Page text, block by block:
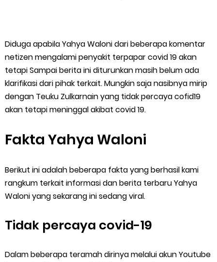
Diduga apabila Yahya Waloni dari beberapa komentar
netizen mengalami penyakit terpapar covid 19 akan
tetapi Sampai berita ini diturunkan masih belum ada
klarifikasi dari pihak terkait. Mungkin saja nasibnya mirip
dengan Teuku Zulkarnain yang tidak percaya cofid19
akan tetapi meninggal akibat covid 19.
Fakta Yahya Waloni
Berikut ini adalah beberapa fakta yang berhasil kami
rangkum terkait informasi dan berita terbaru Yahya
Waloni yang sekarang ini sedang viral.
Tidak percaya covid-19
Dalam beberapa teramah dirinya melalui akun Youtube